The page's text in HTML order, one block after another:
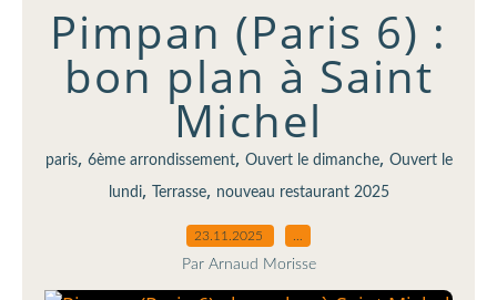
Pimpan (Paris 6) :
bon plan à Saint
Michel
paris, 6ème arrondissement, Ouvert le dimanche, Ouvert le
lundi, Terrasse, nouveau restaurant 2025
23.11.2025
Par Arnaud Morisse